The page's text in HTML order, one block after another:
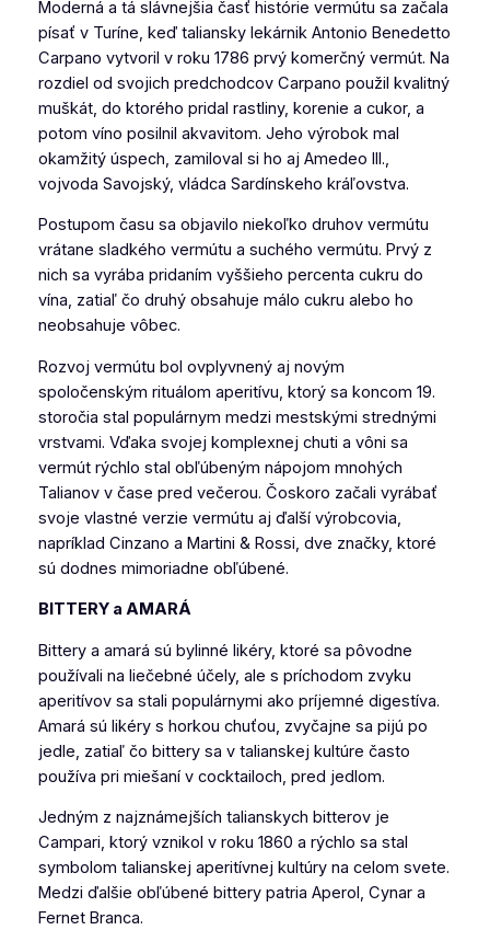
Moderná a tá slávnejšia časť histórie vermútu sa začala
písať v Turíne, keď taliansky lekárnik Antonio Benedetto
Carpano vytvoril v roku 1786 prvý komerčný vermút. Na
rozdiel od svojich predchodcov Carpano použil kvalitný
muškát, do ktorého pridal rastliny, korenie a cukor, a
potom víno posilnil akvavitom. Jeho výrobok mal
okamžitý úspech, zamiloval si ho aj Amedeo III.,
vojvoda Savojský, vládca Sardínskeho kráľovstva.
Postupom času sa objavilo niekoľko druhov vermútu
vrátane sladkého vermútu a suchého vermútu. Prvý z
nich sa vyrába pridaním vyššieho percenta cukru do
vína, zatiaľ čo druhý obsahuje málo cukru alebo ho
neobsahuje vôbec.
Rozvoj vermútu bol ovplyvnený aj novým
spoločenským rituálom aperitívu, ktorý sa koncom 19.
storočia stal populárnym medzi mestskými strednými
vrstvami. Vďaka svojej komplexnej chuti a vôni sa
vermút rýchlo stal obľúbeným nápojom mnohých
Talianov v čase pred večerou. Čoskoro začali vyrábať
svoje vlastné verzie vermútu aj ďalší výrobcovia,
napríklad Cinzano a Martini & Rossi, dve značky, ktoré
sú dodnes mimoriadne obľúbené.
BITTERY a AMARÁ
Bittery a amará sú bylinné likéry, ktoré sa pôvodne
používali na liečebné účely, ale s príchodom zvyku
aperitívov sa stali populárnymi ako príjemné digestíva.
Amará sú likéry s horkou chuťou, zvyčajne sa pijú po
jedle, zatiaľ čo bittery sa v talianskej kultúre často
používa pri miešaní v cocktailoch, pred jedlom.
Jedným z najznámejších talianskych bitterov je
Campari, ktorý vznikol v roku 1860 a rýchlo sa stal
symbolom talianskej aperitívnej kultúry na celom svete.
Medzi ďalšie obľúbené bittery patria Aperol, Cynar a
Fernet Branca.